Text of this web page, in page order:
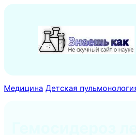
содержимому
Медицина Детская